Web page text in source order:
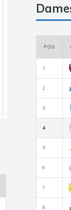
POS
1
2
3
4
5
6
7
8